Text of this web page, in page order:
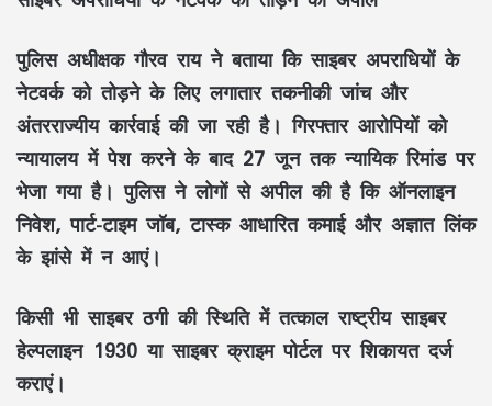
पुलिस अधीक्षक गौरव राय ने बताया कि साइबर अपराधियों के
नेटवर्क को तोड़ने के लिए लगातार तकनीकी जांच और
अंतरराज्यीय कार्रवाई की जा रही है। गिरफ्तार आरोपियों को
न्यायालय में पेश करने के बाद 27 जून तक न्यायिक रिमांड पर
भेजा गया है। पुलिस ने लोगों से अपील की है कि ऑनलाइन
निवेश, पार्ट-टाइम जॉब, टास्क आधारित कमाई और अज्ञात लिंक
के झांसे में न आएं।
किसी भी साइबर ठगी की स्थिति में तत्काल राष्ट्रीय साइबर
हेल्पलाइन 1930 या साइबर क्राइम पोर्टल पर शिकायत दर्ज
कराएं।